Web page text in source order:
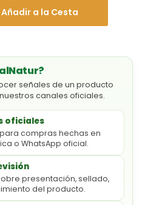
Añadir a la Cesta
señales de un producto
canales oficiales.
oficiales
compras hechas en
o WhatsApp oficial.
presentación, sellado,
del producto.